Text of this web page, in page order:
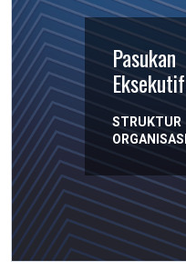
Pasukan
Eksekutif
STRUKTUR
ORGANISASI